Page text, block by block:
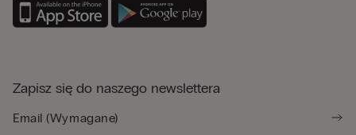
Zapisz się do naszego newslettera